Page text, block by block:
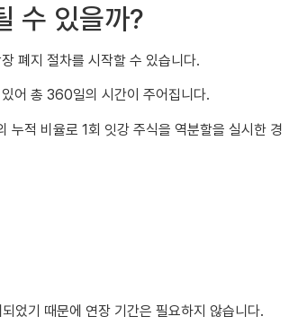
수 있을까?
폐지 절차를 시작할 수 있습니다.
어 총 360일의 시간이 주어집니다.
적 비율로 1회 잇강 주식을 역분할을 실시한 경
었기 때문에 연장 기간은 필요하지 않습니다.